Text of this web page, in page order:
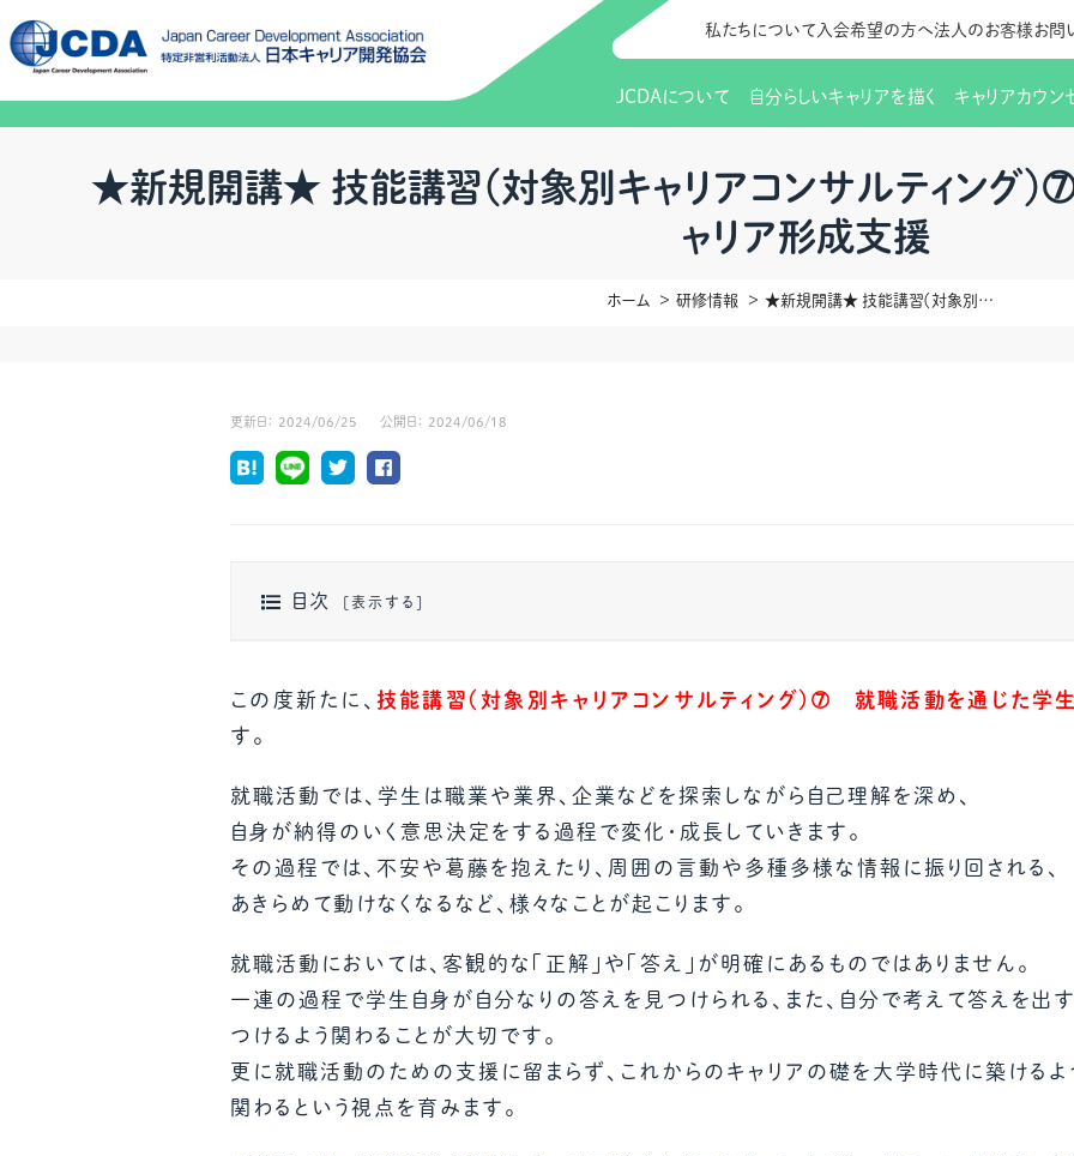
私たちについて 入会希望の方へ法人のお客様お問
JCDAについて
JCDAのビジョン 理事長から
協会概要
情報公開
自分らしいキャリアを描く キャリアカウン
入会のご案内 会員向けサ
会費について CDA資格更
支部のご紹介 支部・地区
研究会・啓発交流会とは
研修情報（お知らせ） 更新講習
講習スケジュール
★新規開講★ 技能講習（対象別キャリアコンサルティング
ャリア形成支援
ホーム 研修情報 ★新規開講★ 技能講習（対象別キャリアコンサルティング）➆就職活動を通じた学生のキャリア形成支援
更新日： 2024/06/25 公開日： 2024/06/18
目次
この度新たに、 技能講習（対象別キャリアコンサルティング）➆ 就職活動を通じた学
す。
就職活動では、学生は職業や業界、企業などを探索しながら自己理解を深め、
自身が納得のいく意思決定をする過程で変化・成長していきます。
その過程では、不安や葛藤を抱えたり、周囲の言動や多種多様な情報に振り回される、
あきらめて動けなくなるなど、様々なことが起こります。
就職活動においては、客観的な「正解」や「答え」が明確にあるものではありません。
一連の過程で学生自身が自分なりの答えを見つけられる、また、自分で考えて答えを出
つけるよう関わることが大切です。
更に就職活動のための支援に留まらず、これからのキャリアの礎を大学時代に築けるよ
関わるという視点を育みます。